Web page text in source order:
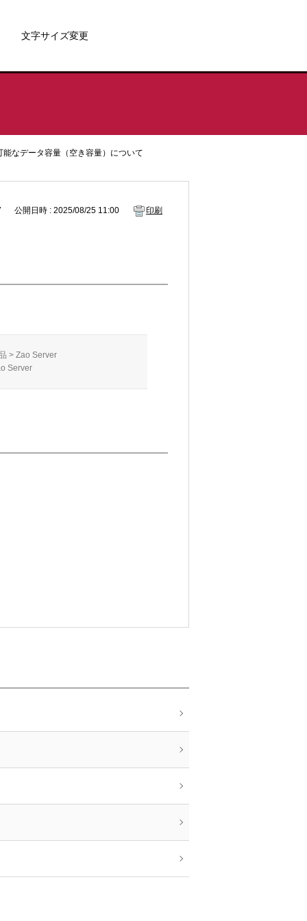
文字サイズ変更
能なデータ容量（空き容量）について
公開日時 : 2025/08/25 11:00 印刷
> Zao Server
Server